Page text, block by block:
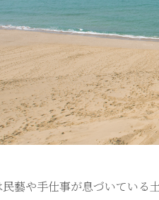
藝や手仕事が息づいている土